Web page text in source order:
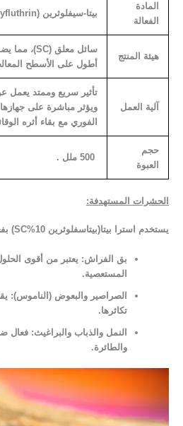
المادة
الفعالة
بيتا-سيفلوثرين (
هيئة المنتج
سائل معلق (SC)، مما
أطول على الأسطح
آلية العمل
تأثير سريع وممتد
ويؤثر مباشرة على
الفوري مع بقاء أثره
حجم
العبوة
الحشرات المستهدفة:
يستخدم استرا بيتا(بيتاسفلوثرين 10%SC)
بق الفراش: يعتبر من أقوى
المستعصية.
الصراصير والبعوض (الناموس):
تكاثرها.
النمل والذباب والبراغيث: فعال
والطائرة.